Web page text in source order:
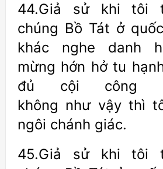
44.Giả sử khi tôi
chúng Bồ Tát ở
khác nghe danh
mừng hớn hở tu
đủ cội công
không như vậy thì
ngôi chánh giác.
45.Giả sử khi tôi